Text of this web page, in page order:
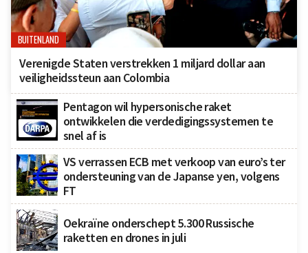
BUITENLAND
Verenigde Staten verstrekken 1 miljard dollar aan
veiligheidssteun aan Colombia
Pentagon wil hypersonische raket
ontwikkelen die verdedigingssystemen te
snel af is
VS verrassen ECB met verkoop van euro’s ter
ondersteuning van de Japanse yen, volgens
FT
Oekraïne onderschept 5.300 Russische
raketten en drones in juli